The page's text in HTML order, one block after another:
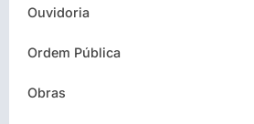
Ouvidoria
Ordem Pública
Obras